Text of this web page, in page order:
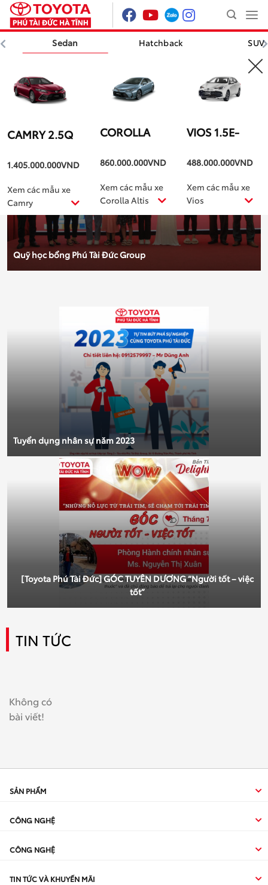
Skip
content
Sedan Hatchback
SUV
CAMRY 2.5Q
1.405.000.000VND
Xem các mẫu xe
Camry
COROLLA
860.000.000VND
Xem các mẫu xe
Corolla Altis
VIOS 1.5E-
488.000.000VND
Xem các mẫu xe
Vios
TIN NỔI BẬT
Quỹ học bổng Phú Tài Đức Group
Tuyển dụng nhân sự năm 2023
[Toyota Phú Tài Đức] GÓC TUYÊN DƯƠNG “Người tốt – việc
tốt”
TIN TỨC
Không có
bài viết!
SẢN PHẨM
CÔNG NGHỆ
CÔNG NGHỆ
TIN TỨC VÀ KHUYẾN MÃI